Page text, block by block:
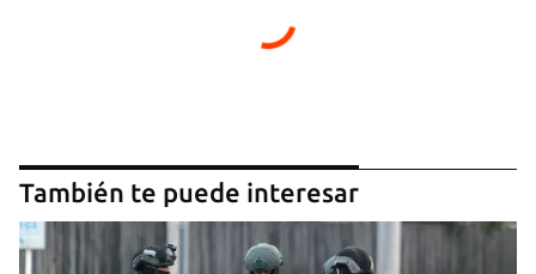
También te puede interesar